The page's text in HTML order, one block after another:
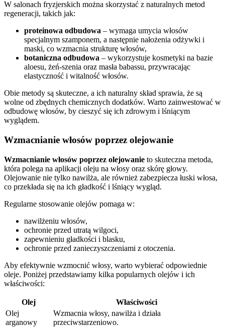
W salonach fryzjerskich można skorzystać z naturalnych metod
regeneracji, takich jak:
proteinowa odbudowa – wymaga umycia włosów
specjalnym szamponem, a następnie nałożenia odżywki i
maski, co wzmacnia strukturę włosów,
botaniczna odbudowa – wykorzystuje kosmetyki na bazie
aloesu, żeń-szenia oraz masła babassu, przywracając
elastyczność i witalność włosów.
Obie metody są skuteczne, a ich naturalny skład sprawia, że są
wolne od zbędnych chemicznych dodatków. Warto zainwestować w
odbudowę włosów, by cieszyć się ich zdrowym i lśniącym
wyglądem.
Wzmacnianie włosów poprzez olejowanie
Wzmacnianie włosów poprzez olejowanie to skuteczna metoda,
która polega na aplikacji oleju na włosy oraz skórę głowy.
Olejowanie nie tylko nawilża, ale również zabezpiecza łuski włosa,
co przekłada się na ich gładkość i lśniący wygląd.
Regularne stosowanie olejów pomaga w:
nawilżeniu włosów,
ochronie przed utratą wilgoci,
zapewnieniu gładkości i blasku,
ochronie przed zanieczyszczeniami z otoczenia.
Aby efektywnie wzmocnić włosy, warto wybierać odpowiednie
oleje. Poniżej przedstawiamy kilka popularnych olejów i ich
właściwości:
Olej
Właściwości
Olej
arganowy
Wzmacnia włosy, nawilża i działa
przeciwstarzeniowo.